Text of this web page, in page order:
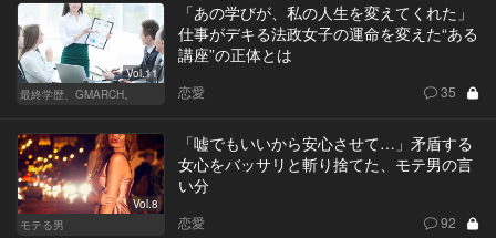
Vol.11
最終学歴、GMARCH。
「あの学びが、私の人生を変えてくれた」
仕事がデキる法政女子の運命を変えた“ある
講座”の正体とは
恋愛 35
Vol.8
モテる男
「嘘でもいいから安心させて…」矛盾する
女心をバッサリと斬り捨てた、モテ男の言
い分
恋愛 92